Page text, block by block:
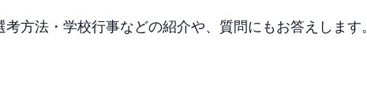
方法・学校行事などの紹介や、質問にもお答えします。